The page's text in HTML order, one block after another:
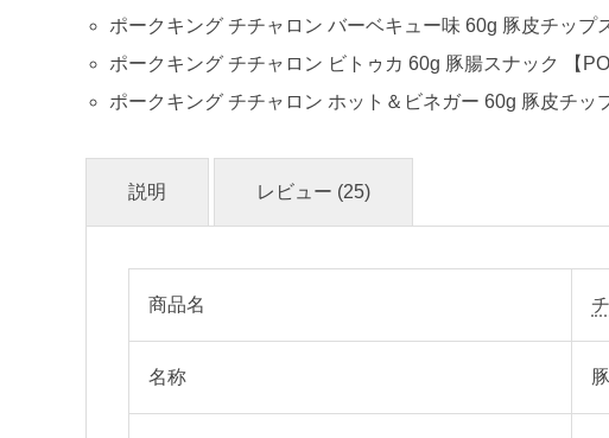
ポークキング チチャロン バーベキュー味 60g 豚皮チップ
ポークキング チチャロン ビトゥカ 60g 豚腸スナック 【
ポークキング チチャロン ホット＆ビネガー 60g 豚皮チッ
説明 レビュー (25)
商品名
名称